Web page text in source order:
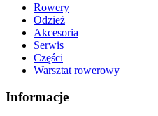
Rowery
Odzież
Akcesoria
Serwis
Części
Warsztat rowerowy
Informacje